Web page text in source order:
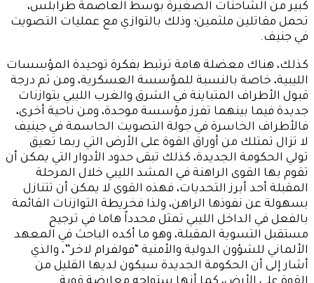
كبير من الشاحنات الصغيرة بوسط العاصمة طرابلس،
تحمل مقاتلين ملثمين؛ وذلك بالتوازي مع عمليات التصويت
في جنيف.
كذلك، هناك معضلة هامة ترتبط بفكرة توحيدة المؤسسات
الليبية، خاصة بالنسبة للمؤسسة العسكرية، ومن ثم درجة
قبول الأطراف المتباينة في الشرق والغرب الليبي بتوازنات
جديدة فيما بينهما تفرز مؤسسة موحدة، ومن ناحية أخرى،
فالأطراف الخاسرة في جولة التصويت الحاسمة في جينيف
لا تزال تمتلك من أوراق القوة على الأرض التي ربما تعيق
تولي الحكومة الجديدة، كذلك تبقى حدود الأدوار التي يمكن أن
تقوم بها القوى الراهنة في المشد الليبي خلال المرحلة
المقبلة أحد أبرز التحديات، فهذه القوى لا يمكن أن تتنازل
بسهولة عن نفوذها الراهن، ولذا فخريطة التوازنات القائمة
بالفعل في الداخل الليبي تمثل محدداً هاما في ترجيح
مستقبل التسوية المقبلة، وهو ما أكده الباحث في المعهد
الألماني للشؤون الدولية والأمنية “فولفرام لاخر”، والذي
أشار إلى أن الحكومة الجديدة سيكون لديها القليل من